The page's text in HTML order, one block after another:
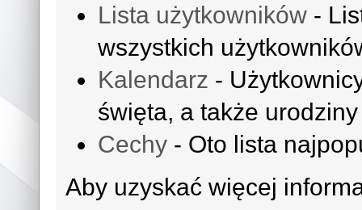
Lista użytkowników -
wszystkich
Kalendarz -
święta, a także
Cechy - Oto lista
Aby uzyskać więcej